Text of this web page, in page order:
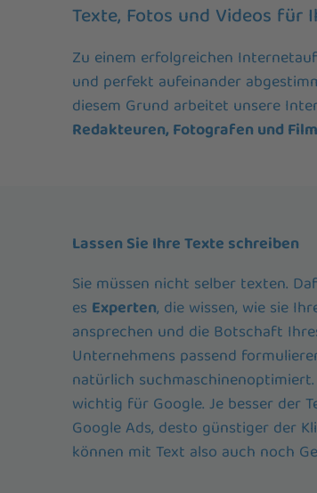
Texte, Fotos und Videos
Zu einem erfolgreichen
und perfekt aufeinander
diesem Grund arbeitet unsere
Redakteuren, Fotografen und
Lassen Sie Ihre Texte schreiben
Sie müssen nicht selber texten.
es Experten, die wissen, wie sie
ansprechen und die Botschaft
Unternehmens passend
natürlich
wichtig für Google. Je besser der
Google Ads, desto günstiger der
können mit Text also auch noch